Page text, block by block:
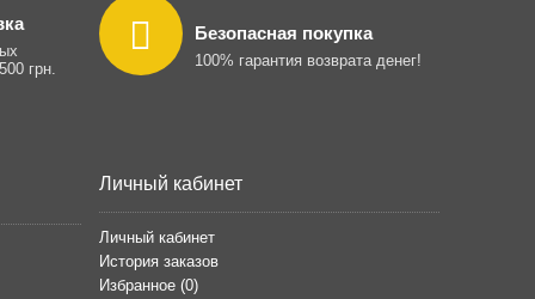
грн.
Безопасная покупка
100% гарантия возврата денег!
Личный кабинет
Личный кабинет
История заказов
Избранное (0)